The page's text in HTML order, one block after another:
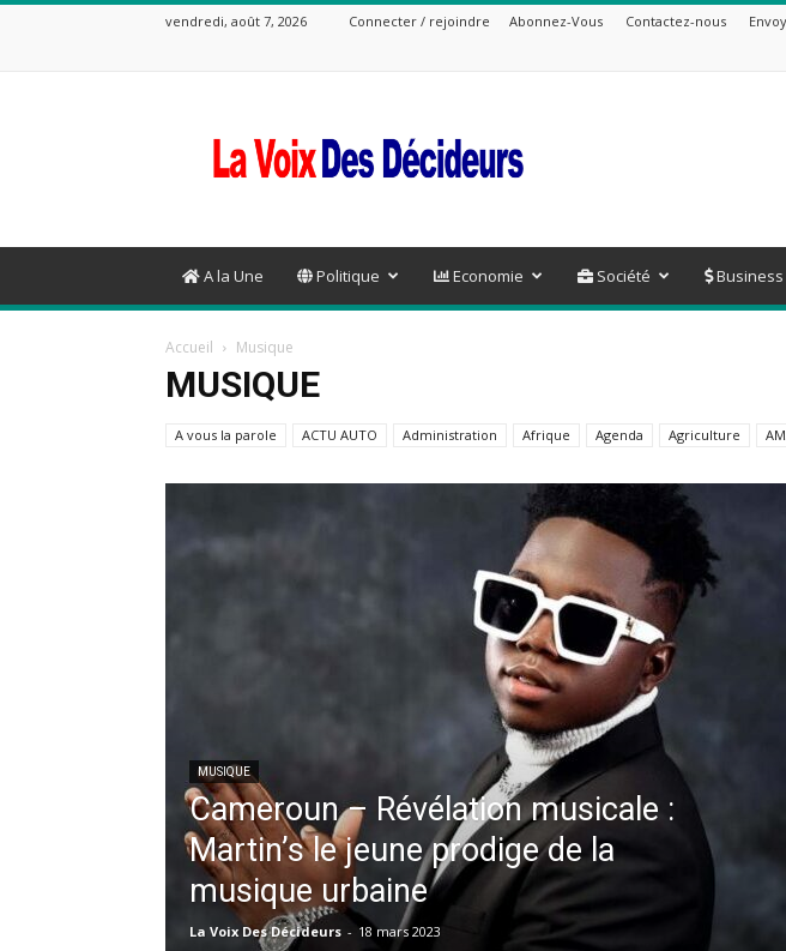
vendredi, août 7, 2026 Connecter / rejoindre Abonnez-Vous Contactez-nous
Voix
Des
A la Une Politique Economie Société Business
Accueil Musique
MUSIQUE
A vous la parole ACTU AUTO Administration Afrique Agenda Agriculture
MUSIQUE
Cameroun – Révélation musicale :
Martin’s le jeune prodige de la
musique urbaine
La Voix Des Décideurs - 18 mars 2023